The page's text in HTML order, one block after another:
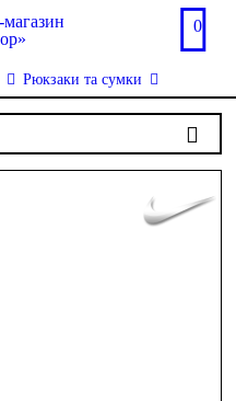
0
Рюкзаки та сумки